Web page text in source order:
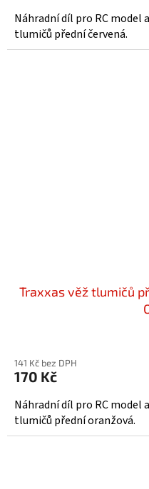
Náhradní díl pro RC model
tlumičů přední červená.
Traxxas věž tlumičů
141 Kč bez DPH
170 Kč
Náhradní díl pro RC model
tlumičů přední oranžová.